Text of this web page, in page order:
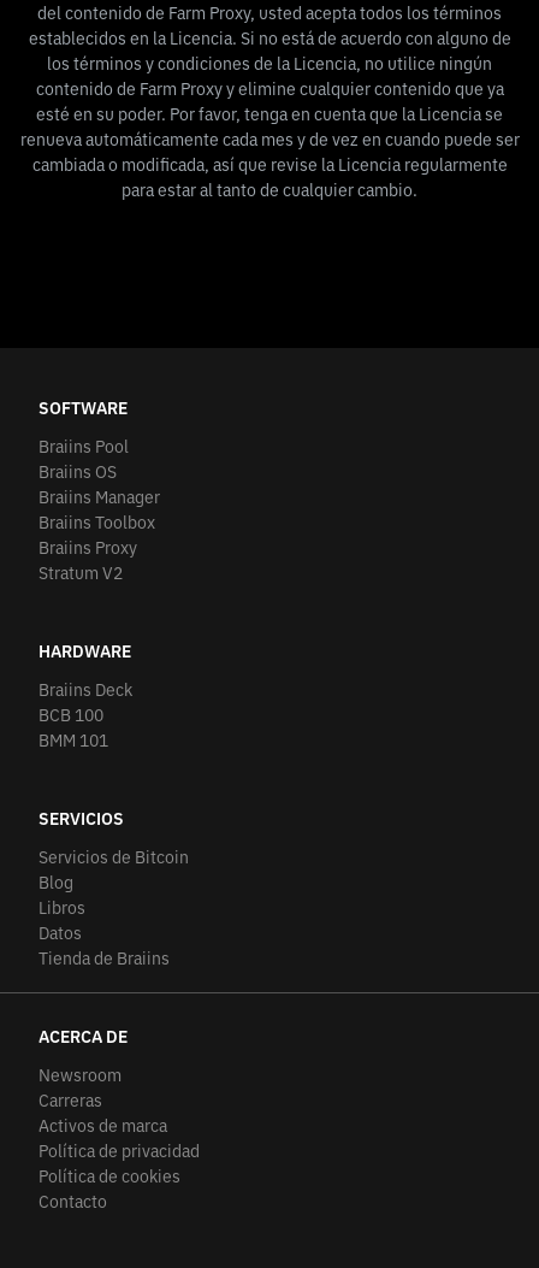
del contenido de Farm Proxy, usted acepta todos los términos
establecidos en la Licencia. Si no está de acuerdo con alguno de
los términos y condiciones de la Licencia, no utilice ningún
contenido de Farm Proxy y elimine cualquier contenido que ya
esté en su poder. Por favor, tenga en cuenta que la Licencia se
renueva automáticamente cada mes y de vez en cuando puede ser
cambiada o modificada, así que revise la Licencia regularmente
para estar al tanto de cualquier cambio.
SOFTWARE
Braiins Pool
Braiins OS
Braiins Manager
Braiins Toolbox
Braiins Proxy
Stratum V2
HARDWARE
Braiins Deck
BCB 100
BMM 101
SERVICIOS
Servicios de Bitcoin
Blog
Libros
Datos
Tienda de Braiins
ACERCA DE
Newsroom
Carreras
Activos de marca
Política de privacidad
Política de cookies
Contacto